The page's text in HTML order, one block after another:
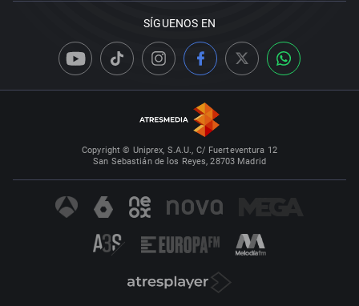
SÍGUENOS EN
Copyright © Uniprex, S.A.U., C/ Fuerteventura 12
San Sebastián de los Reyes, 28703 Madrid